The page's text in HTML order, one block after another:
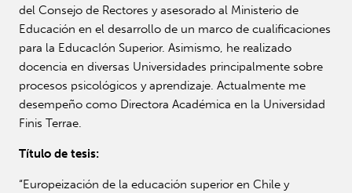
del Consejo de Rectores y asesorado al Ministerio de
Educación en el desarrollo de un marco de cualificaciones
para la EducacIón Superior. Asimismo, he realizado
docencia en diversas Universidades principalmente sobre
procesos psicológicos y aprendizaje. Actualmente me
desempeño como Directora Académica en la Universidad
Finis Terrae.
Título de tesis:
“Europeización de la educación superior en Chile y